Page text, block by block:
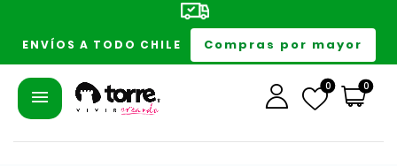
ENVÍOS A TODO CHILE Compras por mayor
0 0